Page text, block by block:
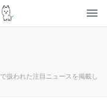
扱われた注目ニュースを掲載し